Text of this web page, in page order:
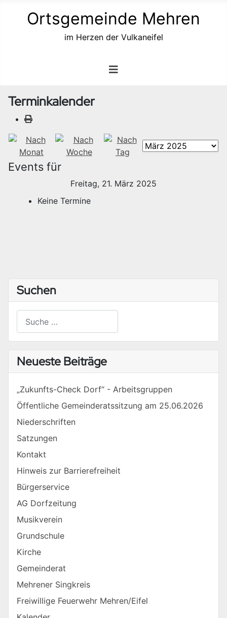
Ortsgemeinde Mehren
im Herzen der Vulkaneifel
Terminkalender
Events für
Freitag, 21. März 2025
Keine Termine
Suchen
Type 2 or more characters for results.
Neueste Beiträge
„Zukunfts-Check Dorf“ - Arbeitsgruppen
Öffentliche Gemeinderatssitzung am 25.06.2026
Niederschriften
Satzungen
Kontakt
Hinweis zur Barrierefreiheit
Bürgerservice
AG Dorfzeitung
Musikverein
Grundschule
Kirche
Gemeinderat
Mehrener Singkreis
Freiwillige Feuerwehr Mehren/Eifel